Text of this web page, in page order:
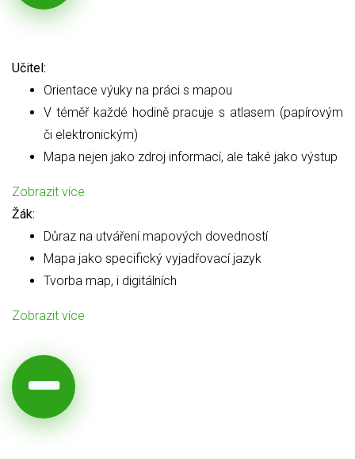
Učitel:
Orientace výuky na práci s mapou
V téměř každé hodině pracuje s atlasem (papírovým
či elektronickým)
Mapa nejen jako zdroj informací, ale také jako výstup
Zobrazit více
Žák:
Důraz na utváření mapových dovedností
Mapa jako specifický vyjadřovací jazyk
Tvorba map, i digitálních
Zobrazit více